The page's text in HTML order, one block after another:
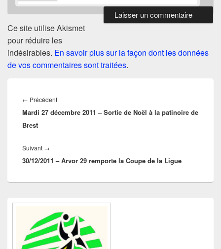
Ce site utilise Akismet
pour réduire les
indésirables. En savoir plus sur la façon dont les données
de vos commentaires sont traitées.
de
l’article
← PrécédentArticle
précédent :
Mardi 27 décembre 2011 – Sortie de Noël à la patinoire de
Brest
Suivant →
suivant :
30/12/2011 – Arvor 29 remporte la Coupe de la Ligue
Zone